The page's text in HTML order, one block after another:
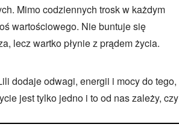
Mimo codziennych trosk w każdym
wartościowego. Nie buntuje się
lecz wartko płynie z prądem życia.
dodaje odwagi, energii i mocy do tego,
jest tylko jedno i to od nas zależy, czy